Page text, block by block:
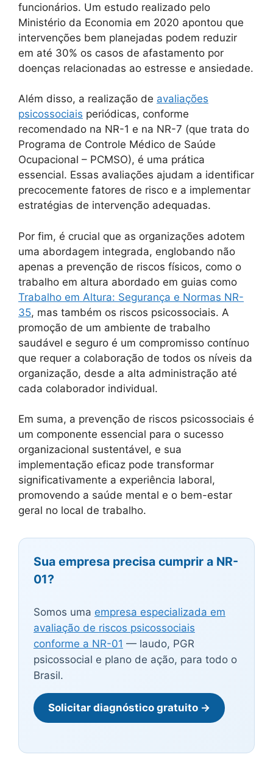
funcionários. Um estudo realizado pelo
Ministério da Economia em 2020 apontou que
intervenções bem planejadas podem reduzir
em até 30% os casos de afastamento por
doenças relacionadas ao estresse e ansiedade.
Além disso, a realização de avaliações
psicossociais periódicas, conforme
recomendado na NR-1 e na NR-7 (que trata do
Programa de Controle Médico de Saúde
Ocupacional – PCMSO), é uma prática
essencial. Essas avaliações ajudam a identificar
precocemente fatores de risco e a implementar
estratégias de intervenção adequadas.
Por fim, é crucial que as organizações adotem
uma abordagem integrada, englobando não
apenas a prevenção de riscos físicos, como o
trabalho em altura abordado em guias como
Trabalho em Altura: Segurança e Normas NR-
35, mas também os riscos psicossociais. A
promoção de um ambiente de trabalho
saudável e seguro é um compromisso contínuo
que requer a colaboração de todos os níveis da
organização, desde a alta administração até
cada colaborador individual.
Em suma, a prevenção de riscos psicossociais é
um componente essencial para o sucesso
organizacional sustentável, e sua
implementação eficaz pode transformar
significativamente a experiência laboral,
promovendo a saúde mental e o bem-estar
geral no local de trabalho.
Sua empresa precisa cumprir a NR-
01?
Somos uma empresa especializada em
avaliação de riscos psicossociais
conforme a NR-01 — laudo, PGR
psicossocial e plano de ação, para todo o
Brasil.
Solicitar diagnóstico gratuito →